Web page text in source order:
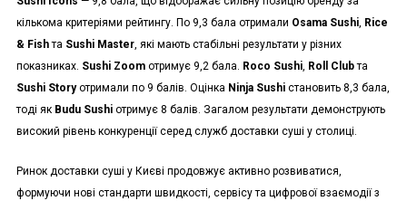
кількома критеріями рейтингу. По 9,3 бала отримали Osama Sushi, Rice
& Fishта Sushi Master, які мають стабільні результати у різних
показниках. Sushi Zoomотримує 9,2 бала. Roco Sushi, Roll Clubта
Sushi Storyотримали по 9 балів. Оцінка Ninja Sushiстановить 8,3 бала,
тоді як Budu Sushiотримує 8 балів. Загалом результати демонструють
високий рівень конкуренції серед служб доставки суші у столиці.
Ринок доставки суші у Києві продовжує активно розвиватися,
формуючи нові стандарти швидкості, сервісу та цифрової взаємодії з